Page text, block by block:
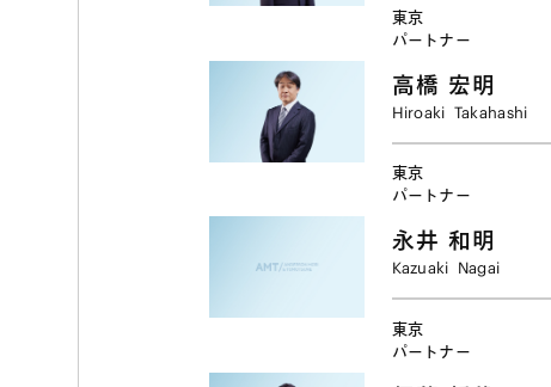
東京
パートナー
高橋 宏明
Hiroaki Takahashi
東京
パートナー
永井 和明
Kazuaki Nagai
東京
パートナー